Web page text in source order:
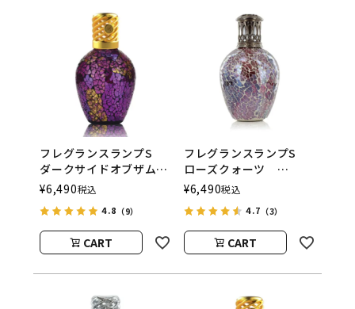
フレグランスランプS
ダークサイドオブザムー
ン
ASHLEIGH&BURWOOD
（アシュレイアンドバー
ウッド）
¥6,490税込
4.8 （9）
CART
フレグランスランプS
ローズクォーツ
ASHLEIGH&BURWOOD
（アシュレイアンドバー
ウッド）
¥6,490税込
4.7 （3）
CART